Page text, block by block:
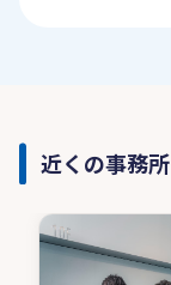
近くの事務所